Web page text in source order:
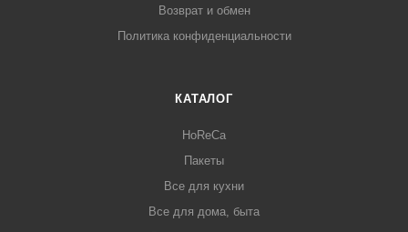
Возврат и обмен
Политика конфиденциальности
КАТАЛОГ
HoReCa
Пакеты
Все для кухни
Все для дома, быта